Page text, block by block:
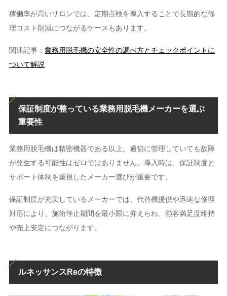
稼働率が高いサロンでは、定期点検を導入することで長期的な修
理コスト削減につながるケースもあります。
関連記事： 業務用脱毛機の安全性の調べ方とチェックポイントに
ついて解説
保証制度が整っている業務用脱毛機メーカーを選ぶ
重要性
業務用脱毛機は精密機器である以上、適切に管理していても故障
が発生する可能性はゼロではありません。導入時は、保証制度と
サポート体制を重視したメーカー選びが重要です。
保証制度が充実しているメーカーでは、代替機提供や迅速な修理
対応により、施術停止期間を最小限に抑えられ、顧客満足度維持
や売上安定につながります。
ルネッサンスReの特徴